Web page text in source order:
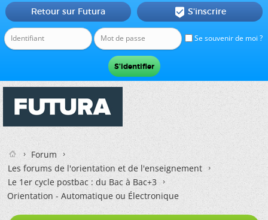
Se souvenir de moi ?
Retour sur Futura  S'inscrire
Forum
Les forums de l'orientation et de l'enseignement
Le 1er cycle postbac : du Bac à Bac+3
Orientation - Automatique ou Électronique